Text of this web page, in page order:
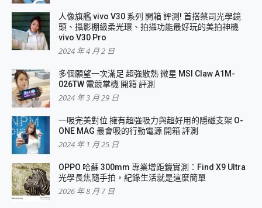
人像旗艦 vivo V30 系列 開箱 評測! 首搭蔡司光學鏡
頭、攝影棚級柔光環、拍攝功能最好玩的美拍神機
vivo V30 Pro
2024 年 4 月 2 日
多個願望一次滿足 超強散熱 微星 MSI Claw A1M-
026TW 電競掌機 開箱 評測
2024 年 3 月 29 日
一吸完美對位 擁有超強吸力與超好用的隱磁支架 O-
ONE MAG 最會吸的行動電源 開箱 評測
2024 年 1 月 25 日
OPPO 哈蘇 300mm 專業增距鏡實測：Find X9 Ultra
光學長焦隨手拍，紀錄生活就是這麼簡單
2026 年 8 月 7 日